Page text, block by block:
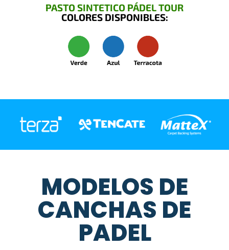
PASTO SINTETICO PÁDEL TOUR
COLORES DISPONIBLES:
MODELOS DE
CANCHAS DE
PADEL